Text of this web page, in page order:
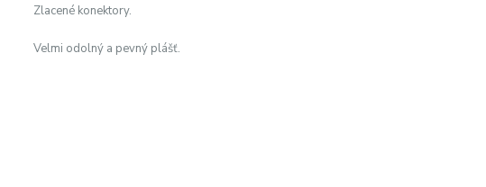
Zlacené konektory.
Velmi odolný a pevný plášť.